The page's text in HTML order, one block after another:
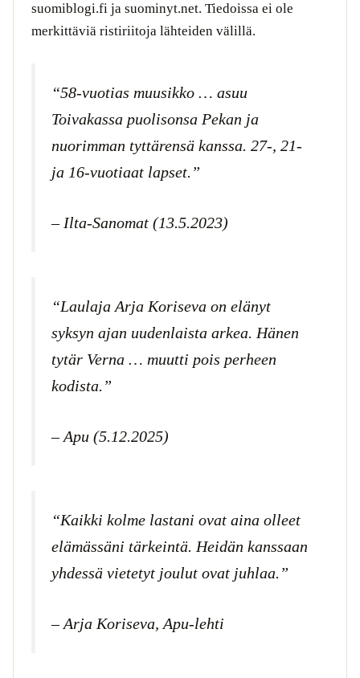
suomiblogi.fi ja suominyt.net. Tiedoissa ei ole
merkittäviä ristiriitoja lähteiden välillä.
“58-vuotias muusikko … asuu
Toivakassa puolisonsa Pekan ja
nuorimman tyttärensä kanssa. 27-, 21-
ja 16-vuotiaat lapset.”
– Ilta-Sanomat (13.5.2023)
“Laulaja Arja Koriseva on elänyt
syksyn ajan uudenlaista arkea. Hänen
tytär Verna … muutti pois perheen
kodista.”
– Apu (5.12.2025)
“Kaikki kolme lastani ovat aina olleet
elämässäni tärkeintä. Heidän kanssaan
yhdessä vietetyt joulut ovat juhlaa.”
– Arja Koriseva, Apu-lehti